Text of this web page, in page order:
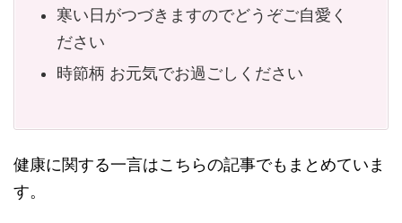
寒い日がつづきますのでどうぞご自愛く
ださい
時節柄 お元気でお過ごしください
健康に関する一言はこちらの記事でもまとめていま
す。